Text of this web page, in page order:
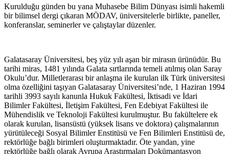
Kurulduğu günden bu yana Muhasebe Bilim Dünyası isimli hakemli
bir bilimsel dergi çıkaran MÖDAV, üniversitelerle birlikte, paneller,
konferanslar, seminerler ve çalıştaylar düzenler.
Galatasaray Üniversitesi, beş yüz yılı aşan bir mirasın ürünüdür. Bu
tarihi miras, 1481 yılında Galata sırtlarında temeli atılmış olan Saray
Okulu’dur. Milletlerarası bir anlaşma ile kurulan ilk Türk üniversitesi
olma özelliğini taşıyan Galatasaray Üniversitesi’nde, 1 Haziran 1994
tarihli 3993 sayılı kanunla Hukuk Fakültesi, İktisadi ve İdari
Bilimler Fakültesi, İletişim Fakültesi, Fen Edebiyat Fakültesi ile
Mühendislik ve Teknoloji Fakültesi kurulmuştur. Bu fakültelere ek
olarak kurulan, lisansüstü (yüksek lisans ve doktora) çalışmalarının
yürütüleceği Sosyal Bilimler Enstitüsü ve Fen Bilimleri Enstitüsü de,
rektörlüğe bağlı birimleri oluşturmaktadır. Öte yandan, yine
rektörlüğe bağlı olarak Avrupa Araştırmaları Dokümantasyon